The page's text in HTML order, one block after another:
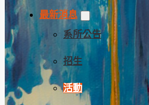
最新消息
系所公告
招生
活動